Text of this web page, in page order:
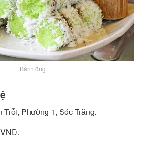
Bánh ống
Phường 1, Sóc Trăng.